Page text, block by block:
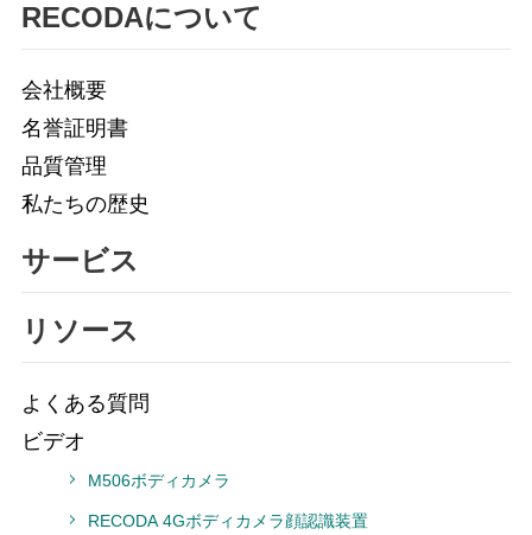
RECODAについて
会社概要
名誉証明書
品質管理
私たちの歴史
サービス
リソース
よくある質問
ビデオ
M506ボディカメラ
RECODA 4Gボディカメラ顔認識装置